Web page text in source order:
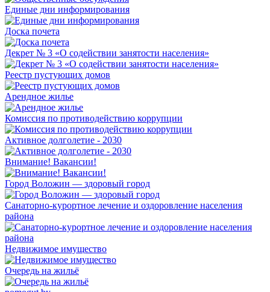
Единые дни информирования
Доска почета
Декрет № 3 «О содействии занятости населения»
Реестр пустующих домов
Арендное жилье
Комиссия по противодействию коррупции
Активное долголетие - 2030
Внимание! Вакансии!
Город Воложин — здоровый город
Санаторно-курортное лечение и оздоровление населения
района
Недвижимое имущество
Очередь на жильё